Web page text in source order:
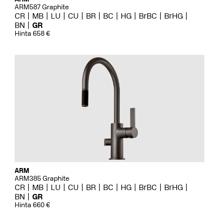
ARM587 Graphite
CR MB LU CU BR BC HG BrBC
BrHG
BN
GR
Hinta 658 €
ARM
ARM385 Graphite
CR MB LU CU BR BC HG BrBC
BrHG
BN
GR
Hinta 660 €